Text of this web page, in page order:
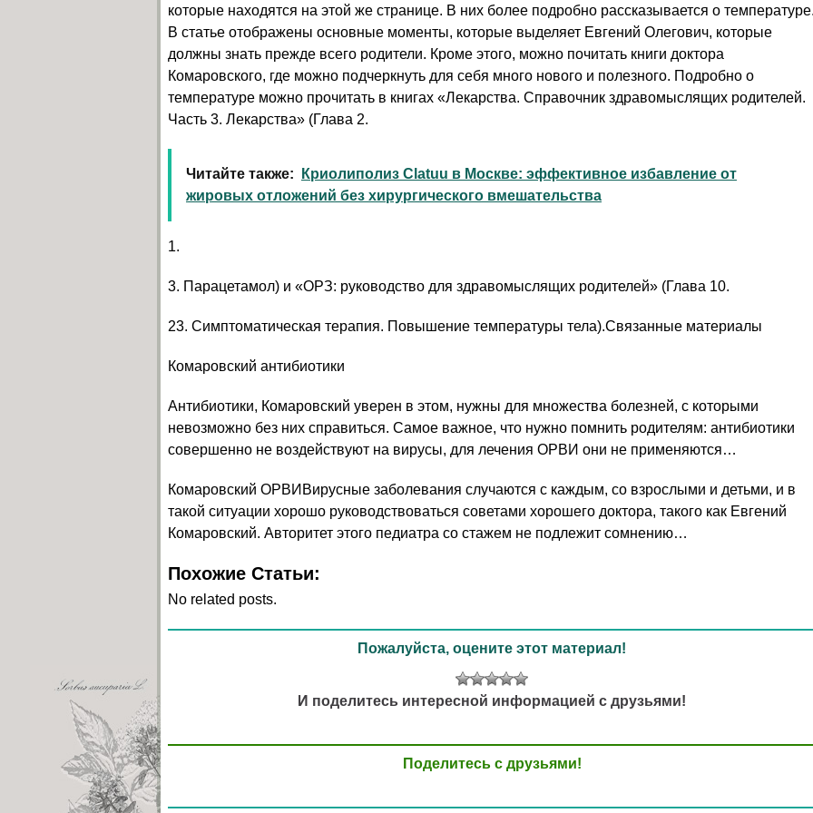
которые находятся на этой же странице. В них более подробно рассказывается о
В статье отображены основные моменты, которые выделяет Евгений Олегович, которые
должны знать прежде всего родители. Кроме этого, можно почитать книги доктора
Комаровского, где можно подчеркнуть для себя много нового и полезного. Подробно о
температуре можно прочитать в книгах «Лекарства. Справочник здравомыслящих родителей.
Часть 3. Лекарства» (Глава 2.
Читайте также:
Криолиполиз Clatuu в Москве: эффективное избавление от
жировых отложений без хирургического вмешательства
1.
3. Парацетамол) и «ОРЗ: руководство для здравомыслящих родителей» (Глава 10.
23. Симптоматическая терапия. Повышение температуры тела).Связанные материалы
Комаровский антибиотики
Антибиотики, Комаровский уверен в этом, нужны для множества болезней, с которыми
невозможно без них справиться. Самое важное, что нужно помнить родителям: антибиотики
совершенно не воздействуют на вирусы, для лечения ОРВИ они не применяются…
Комаровский ОРВИВирусные заболевания случаются с каждым, со взрослыми и детьми, и в
такой ситуации хорошо руководствоваться советами хорошего доктора, такого как Евгений
Комаровский. Авторитет этого педиатра со стажем не подлежит сомнению…
Похожие Статьи:
No related posts.
Пожалуйста, оцените этот материал!
И поделитесь интересной информацией с друзьями!
Поделитесь с друзьями!